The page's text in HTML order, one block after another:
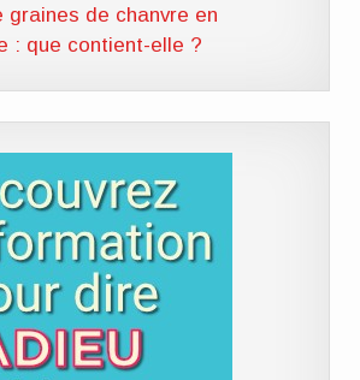
graines de chanvre en
: que contient-elle ?